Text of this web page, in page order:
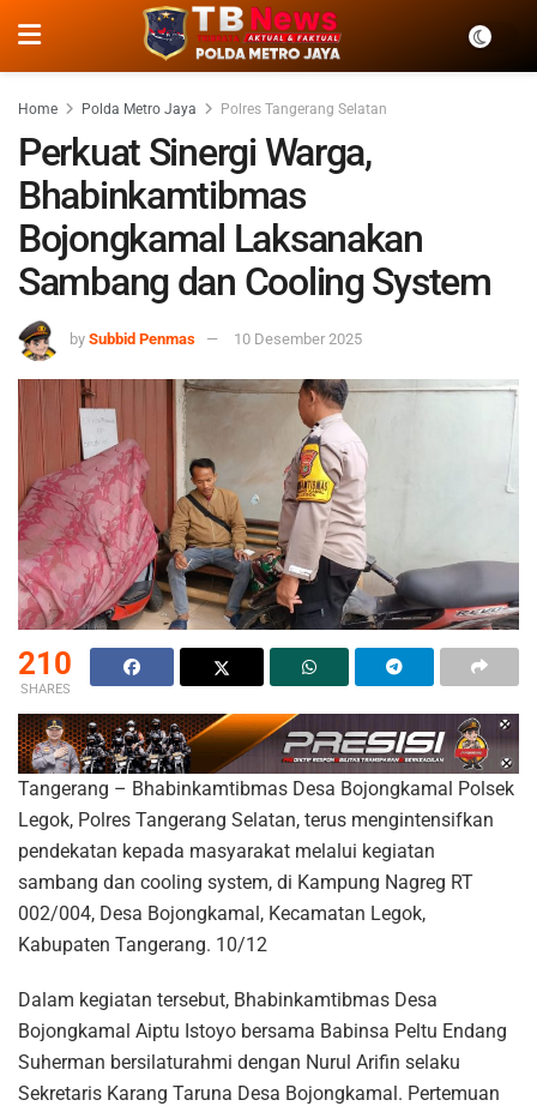
Home Polda Metro Jaya Polres Tangerang Selatan
Perkuat Sinergi Warga,
Bhabinkamtibmas
Bojongkamal Laksanakan
Sambang dan Cooling System
by Subbid Penmas 10 Desember 2025
210
SHARES
Tangerang – Bhabinkamtibmas Desa Bojongkamal Polsek
Legok, Polres Tangerang Selatan, terus mengintensifkan
pendekatan kepada masyarakat melalui kegiatan
sambang dan cooling system, di Kampung Nagreg RT
002/004, Desa Bojongkamal, Kecamatan Legok,
Kabupaten Tangerang. 10/12
Dalam kegiatan tersebut, Bhabinkamtibmas Desa
Bojongkamal Aiptu Istoyo bersama Babinsa Peltu Endang
Suherman bersilaturahmi dengan Nurul Arifin selaku
Sekretaris Karang Taruna Desa Bojongkamal. Pertemuan